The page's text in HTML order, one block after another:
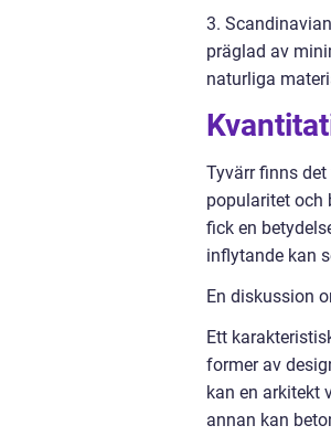
3.
präglad av
naturliga
Tyvärr finns
popularitet och
fick en
inflytande kan
En diskussion
Ett
former av
kan en arkitekt
annan kan